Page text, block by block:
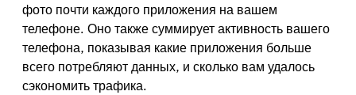
фото почти каждого приложения на вашем
телефоне. Оно также суммирует активность вашего
телефона, показывая какие приложения больше
всего потребляют данных, и сколько вам удалось
сэкономить трафика.